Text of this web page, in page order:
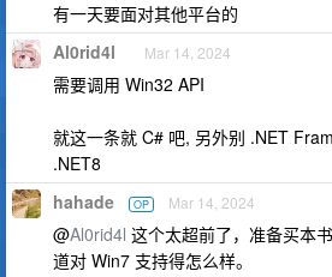
有一天要面对其他平台的
Al0rid4l Mar 14, 2024
需要调用 Win32 API
就这一条就 C# 吧, 另外别 .NET
.NET8
hahade OP Mar 14, 2024
@Al0rid4l 这个太超前了，准备买本
道对 Win7 支持得怎么样。